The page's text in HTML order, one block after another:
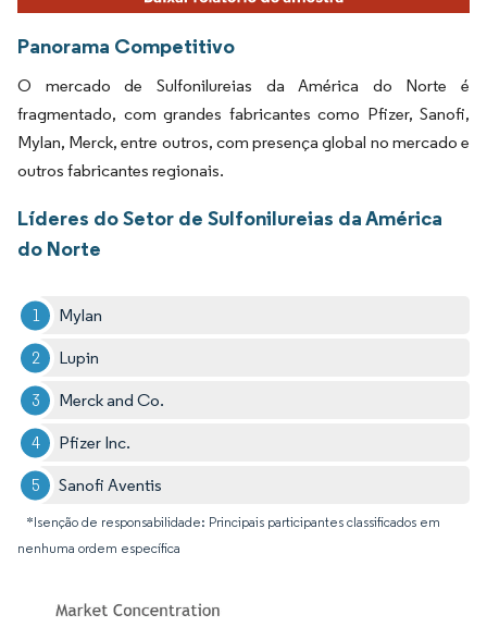
Panorama Competitivo
O mercado de Sulfonilureias da América do Norte é
fragmentado, com grandes fabricantes como Pfizer, Sanofi,
Mylan, Merck, entre outros, com presença global no mercado e
outros fabricantes regionais.
Líderes do Setor de Sulfonilureias da América
do Norte
Mylan
Lupin
Merck and Co.
Pfizer Inc.
Sanofi Aventis
*Isenção de responsabilidade: Principais participantes classificados em
nenhuma ordem específica